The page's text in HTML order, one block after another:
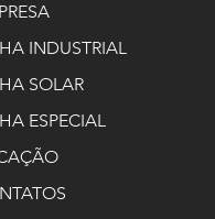
INDUSTRIAL
SOLAR
ESPECIAL